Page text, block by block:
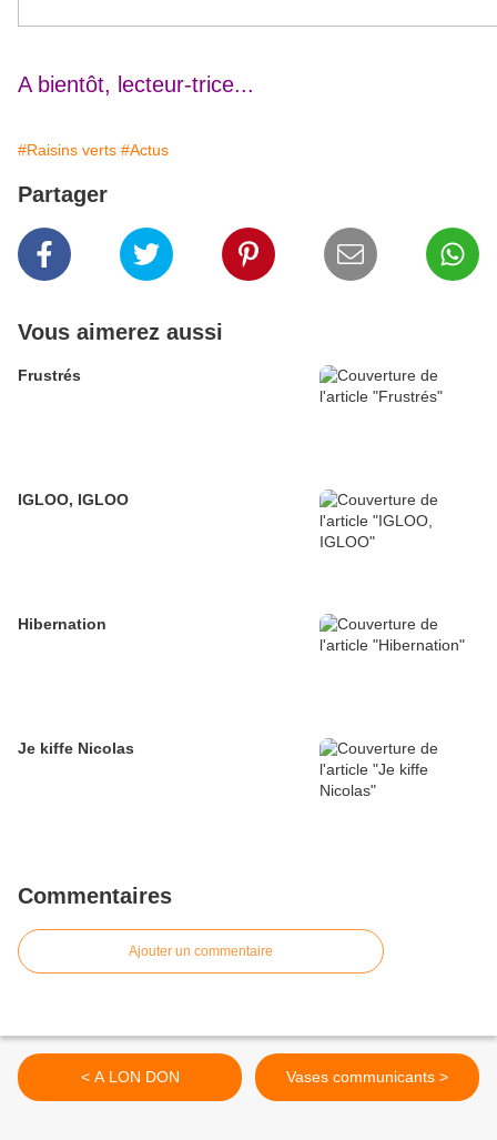
A bientôt, lecteur-trice...
#Raisins verts #Actus
Partager
Vous aimerez aussi
Frustrés
IGLOO, IGLOO
Hibernation
Je kiffe Nicolas
Commentaires
Ajouter un commentaire
< A LON DON Vases communicants >